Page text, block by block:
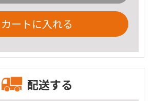
カートに入れる
配送する